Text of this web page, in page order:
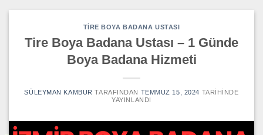
TIRE BOYA BADANA USTASI
Tire Boya Badana Ustası – 1 Günde
Boya Badana Hizmeti
SÜLEYMAN KAMBUR TARAFINDAN TEMMUZ 15, 2024 TARIHINDE
YAYINLANDI